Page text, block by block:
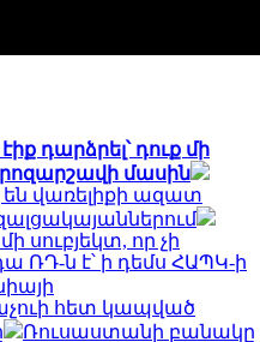
դարձրել՝ դուք մի
մասին
վառելիքի ազատ
սուբյեկտ, որ չի
ՌԴ-ն է՝ ի դեմս ՀԱՊԿ-ի
հետ կապված
Ռուսաստանի բանակը